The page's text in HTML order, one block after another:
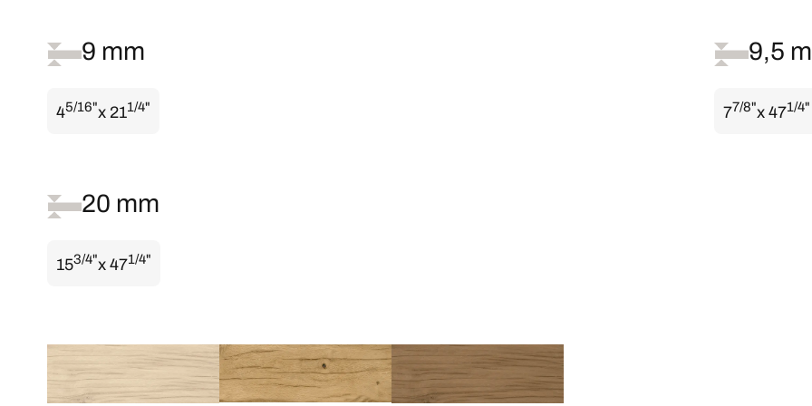
9 mm
45/16"x 211/4"
9,5
77/8"x 471/4"
20 mm
153/4"x 471/4"